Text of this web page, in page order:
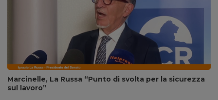
Marcinelle, La Russa “Punto di svolta per la sicurezza
sul lavoro”